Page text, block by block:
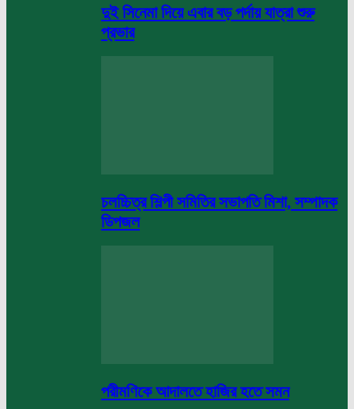
দুই সিনেমা দিয়ে এবার বড় পর্দায় যাত্রা শুরু
প্রভার
চলচ্চিত্র শিল্পী সমিতির সভাপতি মিশা, সম্পাদক
ডিপজল
পরীমণিকে আদালতে হাজির হতে সমন